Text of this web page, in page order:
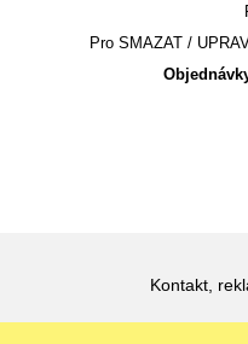
Pro SMAZAT /
Kontakt,